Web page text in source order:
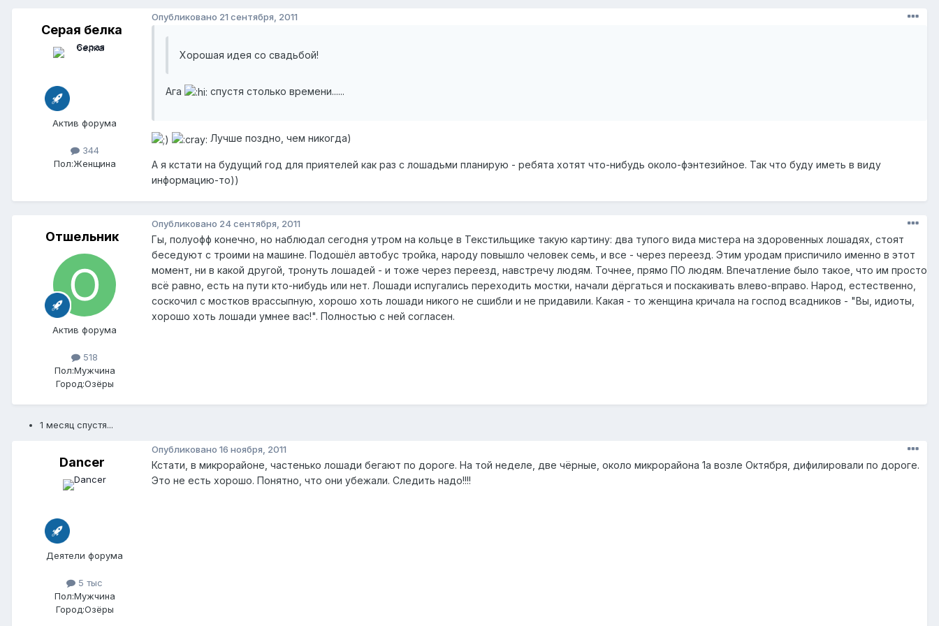
Серая белка
Актив форума
344
Пол:Женщина
Опубликовано 21 сентября, 2011
Хорошая идея со свадьбой!
Ага спустя столько времени......
Лучше поздно, чем никогда)
А я кстати на будущий год для приятелей как раз с лошадьми планирую - ребята хотят что-нибудь около-фэнтезийное. Так что буду иметь в виду
информацию-то))
Отшельник
Актив форума
518
Пол:Мужчина
Город:Озёры
Опубликовано 24 сентября, 2011
Гы, полуофф конечно, но наблюдал сегодня утром на кольце в Текстильщике такую картину: два тупого вида мистера на здоровенных лошадях, стоят
беседуют с троими на машине. Подошёл автобус тройка, народу повышло человек семь, и все - через переезд. Этим уродам приспичило именно в этот
момент, ни в какой другой, тронуть лошадей - и тоже через переезд, навстречу людям. Точнее, прямо ПО людям. Впечатление было такое, что им просто
всё равно, есть на пути кто-нибудь или нет. Лошади испугались переходить мостки, начали дёргаться и поскакивать влево-вправо. Народ, естественно,
соскочил с мостков врассыпную, хорошо хоть лошади никого не сшибли и не придавили. Какая - то женщина кричала на господ всадников - "Вы, идиоты,
хорошо хоть лошади умнее вас!". Полностью с ней согласен.
1 месяц спустя...
Dancer
Деятели форума
5 тыс
Пол:Мужчина
Город:Озёры
Опубликовано 16 ноября, 2011
Кстати, в микрорайоне, частенько лошади бегают по дороге. На той неделе, две чёрные, около микрорайона 1а возле Октября, дифилировали по дороге.
Это не есть хорошо. Понятно, что они убежали. Следить надо!!!!